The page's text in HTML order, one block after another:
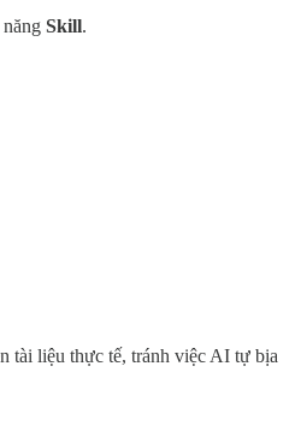
Skill.
tài liệu thực tế, tránh việc AI tự bịa